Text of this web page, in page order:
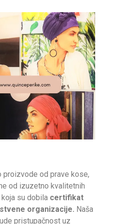
proizvode od prave kose,
od izuzetno kvalitetnih
su dobila certifikat
organizacije. Naša
pristupačnost uz